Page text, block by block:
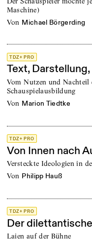
Maschine)
von Michael Börgerding
TDZ+ PRO
Text,
Vom Nutzen und Nachteil
Schauspielausbildung
von Marion Tiedtke
TDZ+ PRO
Von Innen nach
Versteckte Ideologien in
von Philipp Hauß
TDZ+ PRO
Der
Laien auf der Bühne